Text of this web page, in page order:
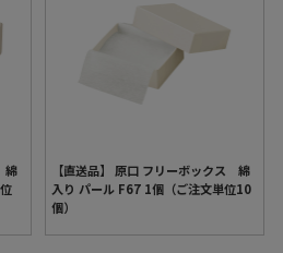
綿
【直送品】 原口 フリーボックス 綿
入り パール F67 1個（ご注文単位10
個）